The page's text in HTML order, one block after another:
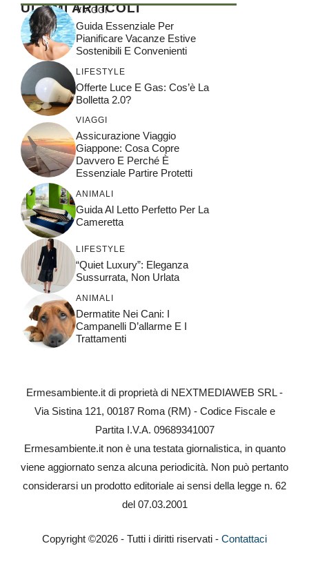
ULTIMI ARTICOLI
VIAGGI
Guida Essenziale Per
Pianificare Vacanze Estive
Sostenibili E Convenienti
LIFESTYLE
Offerte Luce E Gas: Cos’è La
Bolletta 2.0?
VIAGGI
Assicurazione Viaggio
Giappone: Cosa Copre
Davvero E Perché È
Essenziale Partire Protetti
ANIMALI
Guida Al Letto Perfetto Per La
Cameretta
LIFESTYLE
“Quiet Luxury”: Eleganza
Sussurrata, Non Urlata
ANIMALI
Dermatite Nei Cani: I
Campanelli D’allarme E I
Trattamenti
Ermesambiente.it di proprietà di NEXTMEDIAWEB SRL -
Via Sistina 121, 00187 Roma (RM) - Codice Fiscale e
Partita I.V.A. 09689341007
Ermesambiente.it non è una testata giornalistica, in quanto
viene aggiornato senza alcuna periodicità. Non può pertanto
considerarsi un prodotto editoriale ai sensi della legge n. 62
del 07.03.2001
Copyright ©2026 - Tutti i diritti riservati - Contattaci